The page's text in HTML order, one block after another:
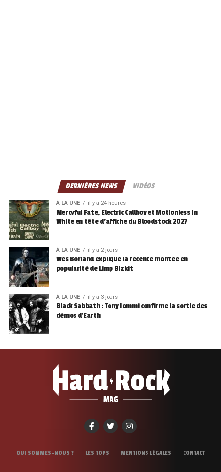
DERNIÈRES NEWS VIDÉOS
À LA UNE il y a 24 heures
Mercyful Fate, Electric Callboy et Motionless In
White en tête d’affiche du Bloodstock 2027
À LA UNE il y a 2 jours
Wes Borland explique la récente montée en
popularité de Limp Bizkit
À LA UNE il y a 3 jours
Black Sabbath : Tony Iommi confirme la sortie des
démos d’Earth
QUI SOMMES-NOUS ? LES TOPS MENTIONS LÉGALES CONTACT